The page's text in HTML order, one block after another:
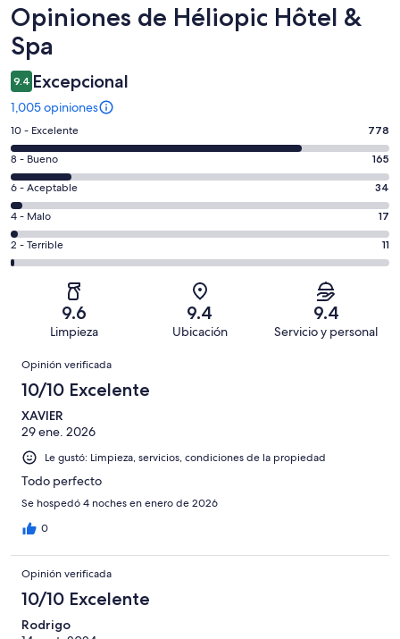
Opiniones
Opiniones de Héliopic Hôtel &
Spa
9.4 Excepcional
1,005 opiniones
Puntuación
de
10,
es
decir,
Excelente.
Basada
en
opiniones
10 - Excelente 778
Puntuación
de
8,
es
decir,
Bueno.
Basada
opiniones
8 - Bueno 165
Puntuación
de
6,
es
decir,
Aceptable.
de
1005
opiniones
6 - Aceptable 34
Puntuación
de
4,
Basada
de
opiniones
4 - Malo 17
Puntuación
de
Terrible.
Basada
de
1005
opiniones
2 - Terrible 11
9.6
Limpieza
9.4
Ubicación
9.4
Servicio y personal
Opiniones
Opinión verificada
10/10 Excelente
XAVIER
29 ene. 2026
Le gustó: Limpieza, servicios, condiciones de la propiedad
Todo perfecto
Se hospedó 4 noches en enero de 2026
0
Opinión verificada
10/10 Excelente
Rodrigo